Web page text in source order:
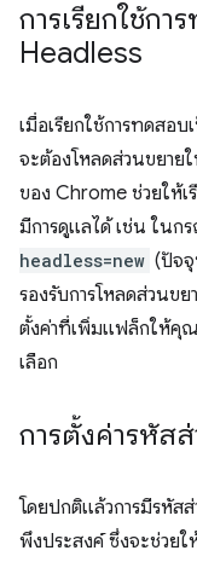
การเรียกใช้ก
Headless
เมื่อเรียกใช้การทดสอ
จะต้องโหลดส่วนขยาย
ของ Chrome ช่วยให้
มีการดูแลได้ เช่น ในก
headless=new (ปัจจุ
รองรับการโหลดส่วนข
ตั้งค่าที่เพิ่มแฟล็กให้คุ
เลือก
การตั้งค่ารหัส
โดยปกติแล้วการมีรหั
พึงประสงค์ ซึ่งจะช่วยใ